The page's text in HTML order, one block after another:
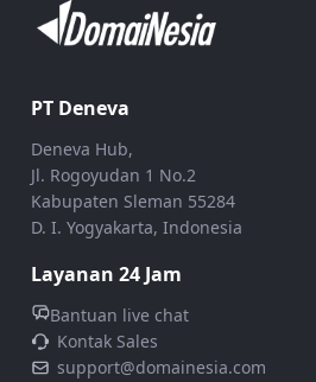
PT Deneva
Deneva Hub,
Jl. Rogoyudan 1 No.2
Kabupaten Sleman 55284
D. I. Yogyakarta, Indonesia
Layanan 24 Jam
Bantuan live chat
Kontak Sales
support@domainesia.com